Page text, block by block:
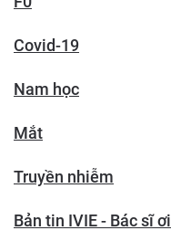
Covid-19
Nam học
Mắt
Truyền nhiễm
Bản tin IVIE - Bác sĩ ơi